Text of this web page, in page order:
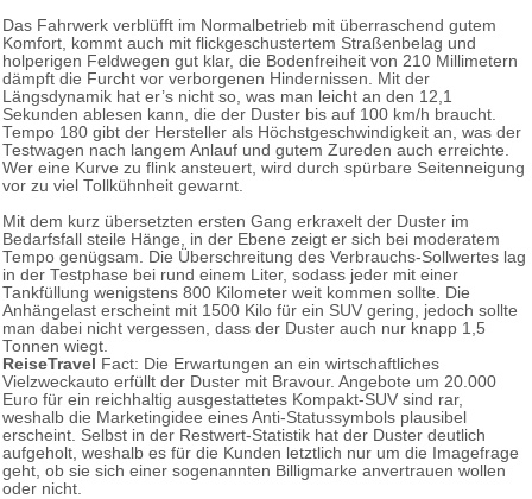
Das Fahrwerk verblüfft im Normalbetrieb mit überraschend gutem
Komfort, kommt auch mit flickgeschustertem Straßenbelag und
holperigen Feldwegen gut klar, die Bodenfreiheit von 210 Millimetern
dämpft die Furcht vor verborgenen Hindernissen. Mit der
Längsdynamik hat er’s nicht so, was man leicht an den 12,1
Sekunden ablesen kann, die der Duster bis auf 100 km/h braucht.
Tempo 180 gibt der Hersteller als Höchstgeschwindigkeit an, was der
Testwagen nach langem Anlauf und gutem Zureden auch erreichte.
Wer eine Kurve zu flink ansteuert, wird durch spürbare Seitenneigung
vor zu viel Tollkühnheit gewarnt.
Mit dem kurz übersetzten ersten Gang erkraxelt der Duster im
Bedarfsfall steile Hänge, in der Ebene zeigt er sich bei moderatem
Tempo genügsam. Die Überschreitung des Verbrauchs-Sollwertes lag
in der Testphase bei rund einem Liter, sodass jeder mit einer
Tankfüllung wenigstens 800 Kilometer weit kommen sollte. Die
Anhängelast erscheint mit 1500 Kilo für ein SUV gering, jedoch sollte
man dabei nicht vergessen, dass der Duster auch nur knapp 1,5
Tonnen wiegt.
ReiseTravel Fact: Die Erwartungen an ein wirtschaftliches
Vielzweckauto erfüllt der Duster mit Bravour. Angebote um 20.000
Euro für ein reichhaltig ausgestattetes Kompakt-SUV sind rar,
weshalb die Marketingidee eines Anti-Statussymbols plausibel
erscheint. Selbst in der Restwert-Statistik hat der Duster deutlich
aufgeholt, weshalb es für die Kunden letztlich nur um die Imagefrage
geht, ob sie sich einer sogenannten Billigmarke anvertrauen wollen
oder nicht.